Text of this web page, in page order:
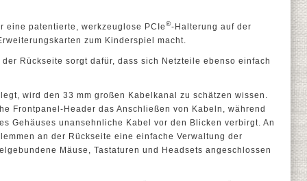
eine patentierte, werkzeuglose PCIe®-Halterung auf der
zum Kinderspiel macht.
Rückseite sorgt dafür, dass sich Netzteile ebenso einfach
wird den 33 mm großen Kabelkanal zu schätzen wissen.
Frontpanel-Header das Anschließen von Kabeln, während
Gehäuses unansehnliche Kabel vor den Blicken verbirgt. An
an der Rückseite eine einfache Verwaltung der
Mäuse, Tastaturen und Headsets angeschlossen